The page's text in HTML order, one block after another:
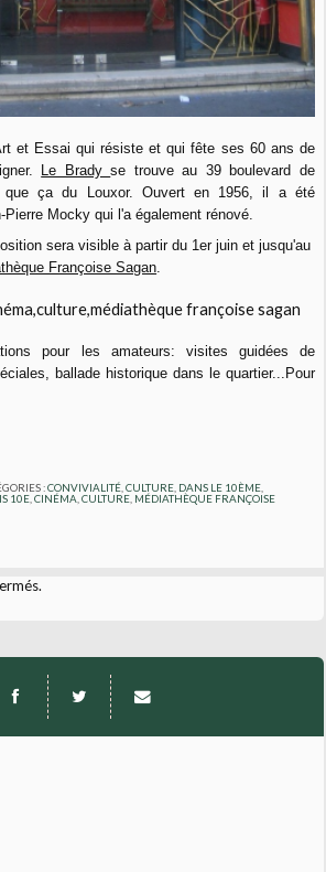
et Essai qui résiste et qui fête ses 60 ans de
Le Bradyse trouve au 39 boulevard de
que ça du Louxor. Ouvert en 1956, il a été
Pierre Mocky qui l'a également rénové.
sera visible à partir du 1er juin et jusqu'au
Françoise Sagan.
pour les amateurs: visites guidées de
ballade historique dans le quartier...Pour
:CONVIVIALITÉ, CULTURE, DANS LE 10ÈME,
10E ,CINÉMA ,CULTURE MÉDIATHÈQUE FRANÇOISE